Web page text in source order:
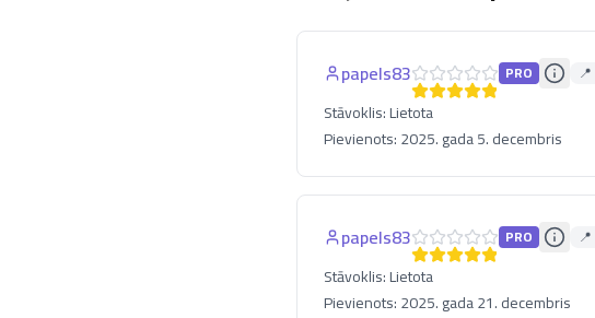
papels83 PRO
Stāvoklis:Lietota
Pievienots:2025. gada 5. decembris
papels83 PRO
Stāvoklis:Lietota
Pievienots:2025. gada 21. decembris